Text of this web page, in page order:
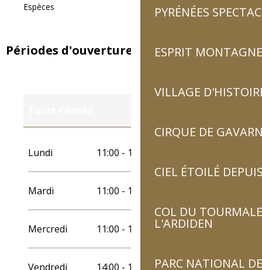
PYRÉNÉES
ESPRIT MONTAGNE
VILLAGE
CIRQUE DE
CIEL ÉTOILÉ
COL DU
L'ARDIDEN
PARC NATIONAL
Espèces
Périodes d'ouverture
Lundi 11:00 - 19:00
Mardi 11:00 - 19:00
Mercredi 11:00 - 19:00
Vendredi 14:00 - 19:00